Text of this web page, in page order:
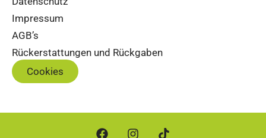
Impressum
AGB’s
Rückerstattungen und Rückgaben
Cookies